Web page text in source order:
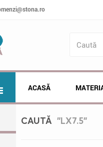
ACASĂ
CAUTĂ "LX7.5"